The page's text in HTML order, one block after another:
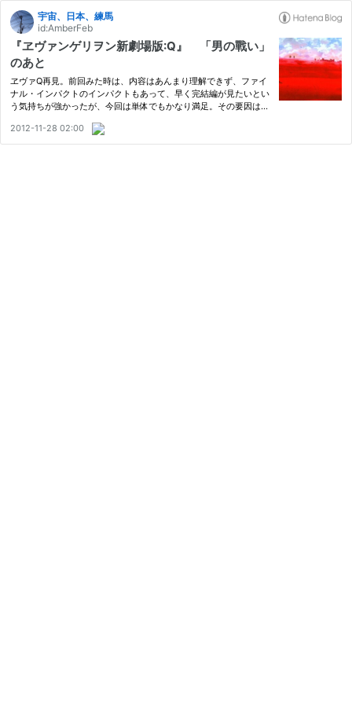
宇宙、日本、練馬
id:AmberFeb
『ヱヴァンゲリヲン新劇場版:Q』 「男の戰い」
のあと
ヱヴァQ再見。前回みた時は、内容はあんまり理解できず、ファイ
ナル・インパクトのインパクトもあって、早く完結編が見たいとい
う気持ちが強かったが、今回は単体でもかなり満足。その要因はや
れで完結でも俺は一向に構わない、そんな気分になった。
2012-11-28 02:00